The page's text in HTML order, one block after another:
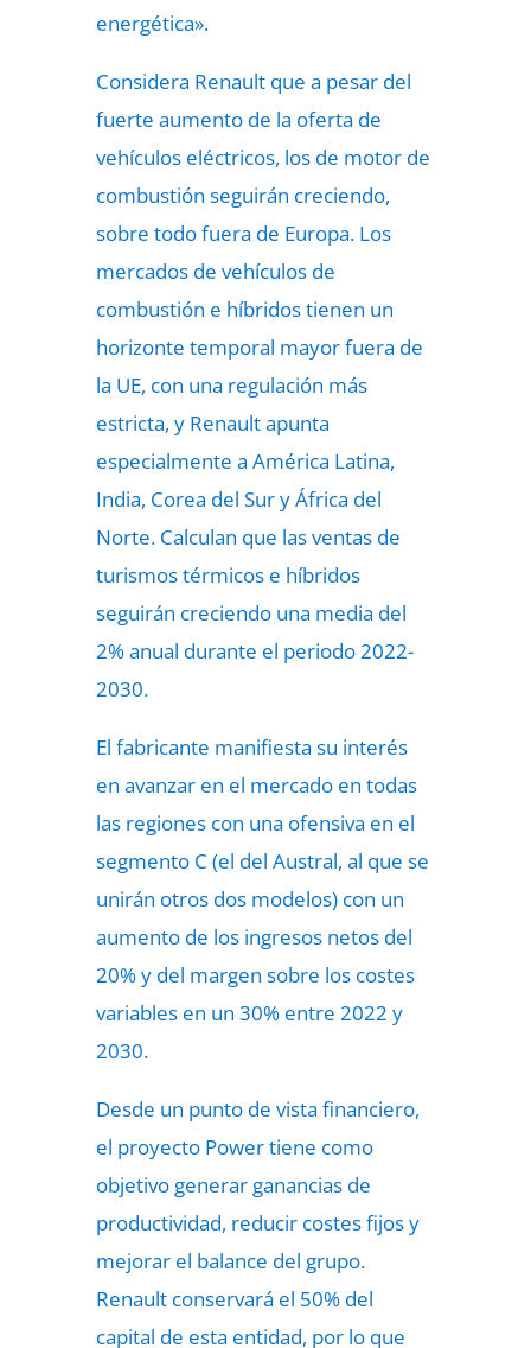
energética».
Considera Renault que a pesar del
fuerte aumento de la oferta de
vehículos eléctricos, los de motor de
combustión seguirán creciendo,
sobre todo fuera de Europa. Los
mercados de vehículos de
combustión e híbridos tienen un
horizonte temporal mayor fuera de
la UE, con una regulación más
estricta, y Renault apunta
especialmente a América Latina,
India, Corea del Sur y África del
Norte. Calculan que las ventas de
turismos térmicos e híbridos
seguirán creciendo una media del
2% anual durante el periodo 2022-
2030.
El fabricante manifiesta su interés
en avanzar en el mercado en todas
las regiones con una ofensiva en el
segmento C (el del Austral, al que se
unirán otros dos modelos) con un
aumento de los ingresos netos del
20% y del margen sobre los costes
variables en un 30% entre 2022 y
2030.
Desde un punto de vista financiero,
el proyecto Power tiene como
objetivo generar ganancias de
productividad, reducir costes fijos y
mejorar el balance del grupo.
Renault conservará el 50% del
capital de esta entidad, por lo que